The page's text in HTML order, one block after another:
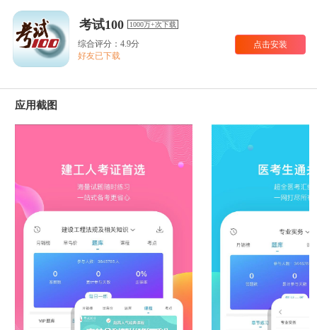
考试100 1000万+次下载
综合评分：4.9分
好友已下载
点击安装
应用截图